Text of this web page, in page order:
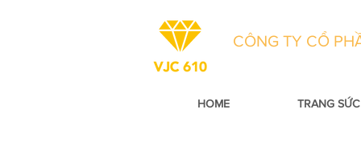
CÔNG TY CỔ
HOME TRANG